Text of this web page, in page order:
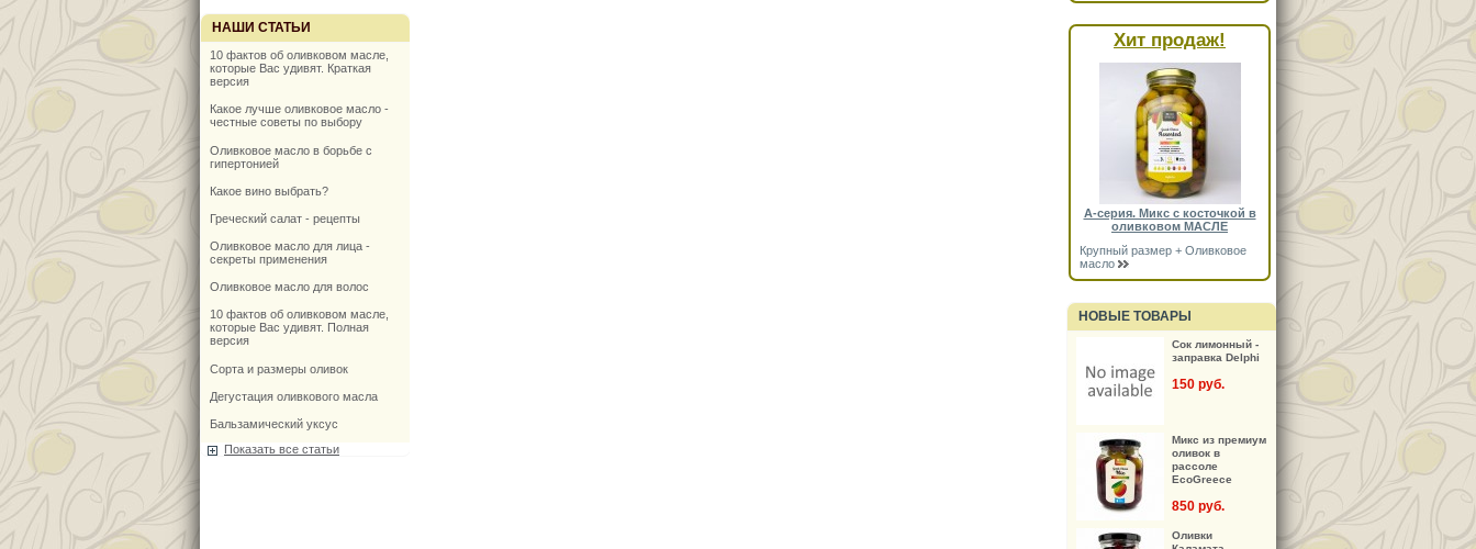
НАШИ СТАТЬИ
10 фактов об оливковом масле,
которые Вас удивят. Краткая
версия
Какое лучше оливковое масло -
честные советы по выбору
Оливковое масло в борьбе с
гипертонией
Какое вино выбрать?
Греческий салат - рецепты
Оливковое масло для лица -
секреты применения
Оливковое масло для волос
10 фактов об оливковом масле,
которые Вас удивят. Полная
версия
Сорта и размеры оливок
Дегустация оливкового масла
Бальзамический уксус
Показать все статьи
Хит продаж!
А-серия. Микс с косточкой в
оливковом МАСЛЕ
Крупный размер + Оливковое
масло
НОВЫЕ ТОВАРЫ
Сок лимонный -
заправка Delphi
150 руб.
Микс из премиум
оливок в
рассоле
EcoGreece
850 руб.
Оливки